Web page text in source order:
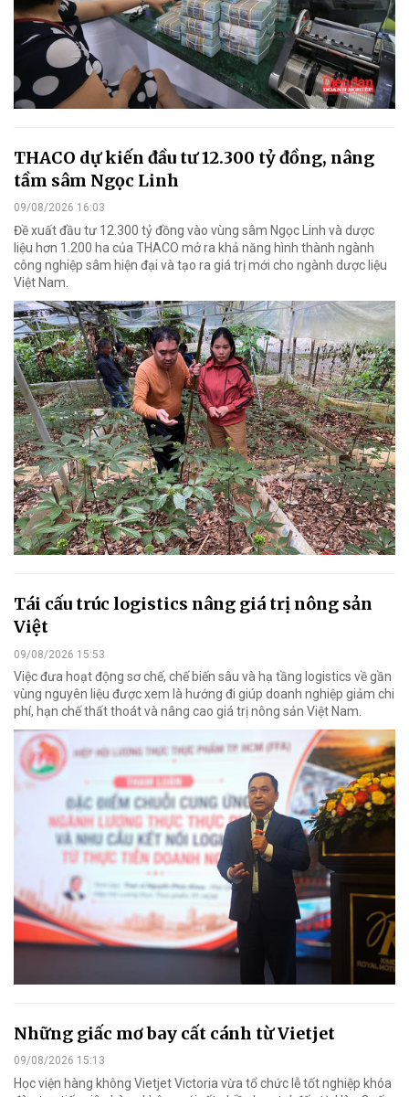
THACO dự kiến đầu tư 12.300 tỷ đồng, nâng
tầm sâm Ngọc Linh
09/08/2026 16:03
Đề xuất đầu tư 12.300 tỷ đồng vào vùng sâm Ngọc Linh và dược
liệu hơn 1.200 ha của THACO mở ra khả năng hình thành ngành
công nghiệp sâm hiện đại và tạo ra giá trị mới cho ngành dược liệu
Việt Nam.
Tái cấu trúc logistics nâng giá trị nông sản
Việt
09/08/2026 15:53
Việc đưa hoạt động sơ chế, chế biến sâu và hạ tầng logistics về gần
vùng nguyên liệu được xem là hướng đi giúp doanh nghiệp giảm chi
phí, hạn chế thất thoát và nâng cao giá trị nông sản Việt Nam.
Những giấc mơ bay cất cánh từ Vietjet
09/08/2026 15:13
Học viện hàng không Vietjet Victoria vừa tổ chức lễ tốt nghiệp khóa